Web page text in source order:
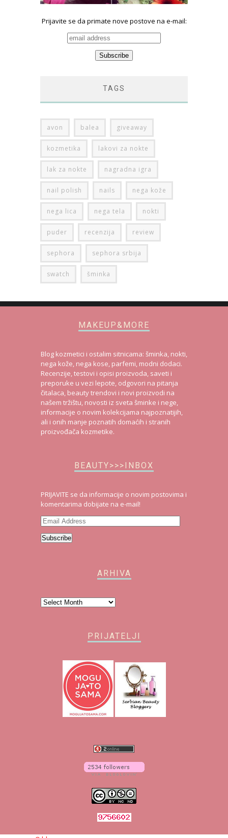
Prijavite se da primate nove postove na e-mail:
TAGS
avon balea giveaway
kozmetika lakovi za nokte
lak za nokte nagradna igra
nail polish nails nega kože
nega lica nega tela nokti
puder recenzija review
sephora sephora srbija
swatch šminka
MAKEUP&MORE
Blog kozmetici i ostalim sitnicama: šminka, nokti,
nega kože, nega kose, parfemi, modni dodaci.
Recenzije, testovi i opisi proizvoda, saveti i
preporuke u vezi lepote, odgovori na pitanja
čitalaca, beauty trendovi i novi proizvodi na
našem tržištu, novosti iz sveta šminke i nege,
informacije o novim kolekcijama najpoznatijih,
ali i onih manje poznatih domaćih i stranih
proizvođača kozmetike.
BEAUTY>>>INBOX
PRIJAVITE se da informacije o novim postovima i
komentarima dobijate na e-mail!
Email
Address
Subscribe
ARHIVA
Arhiva
PRIJATELJI